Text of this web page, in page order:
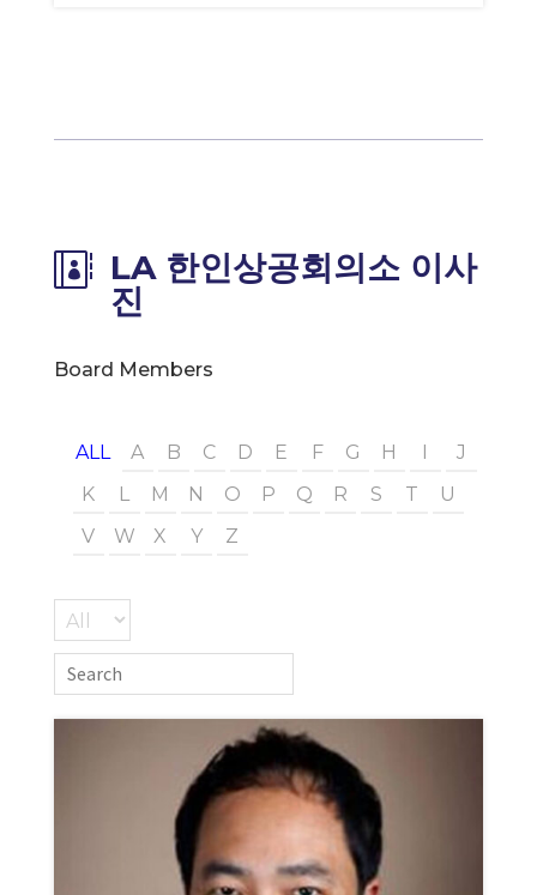
 LA 한인상공회의소 이사
진
Board Members
ALL A B C D E F G H
J
K
L M N O P Q R S T
U
V
W X Y Z